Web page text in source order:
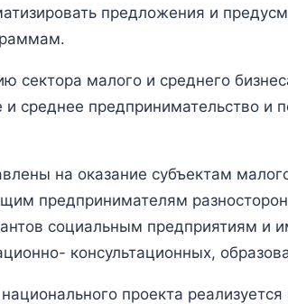
предложения и
сектора малого и среднего
среднее предпринимательство и
на оказание субъектам
предпринимателям
социальным предприятиям и
консультационных,
проекта